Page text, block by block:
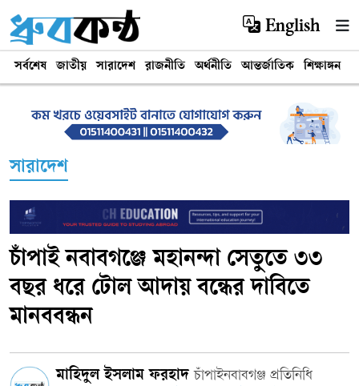
English
সর্বশেষ জাতীয় সারাদেশ রাজনীতি অর্থনীতি আন্তর্জাতিক শিক্ষাঙ্গন
সারাদেশ
চাঁপাই নবাবগঞ্জে মহানন্দা সেতুতে ৩৩
বছর ধরে টোল আদায় বন্ধের দাবিতে
মানববন্ধন
​মাহিদুল ইসলাম ফরহাদচাঁপাইনবাবগঞ্জ প্রতিনিধি